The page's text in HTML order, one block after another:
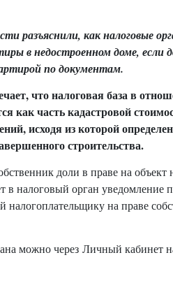
разъяснили, как налоговые
в недостроенном доме, если
по документам.
что налоговая база в
как часть кадастровой
исходя из которой
строительства.
доли в праве на объект
в налоговый орган
налогоплательщику на праве
можно через Личный